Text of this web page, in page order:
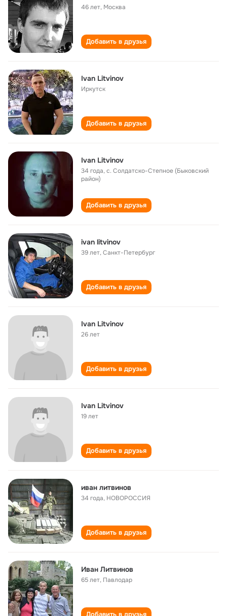
46 лет, Москва
Добавить в друзья
Ivan Litvinov
Иркутск
Добавить в друзья
Ivan Litvinоv
34 года,с. Солдатско-Степное (Быковский
район)
Добавить в друзья
ivan litvinov
39 лет,Санкт-Петербург
Добавить в друзья
Ivan Litvinov
26 лет
Добавить в друзья
Ivan Litvinov
19 лет
Добавить в друзья
иван литвинов
34 года, НОВОРОССИЯ
Добавить в друзья
Иван Литвинов
65 лет, Павлодар
Добавить в друзья